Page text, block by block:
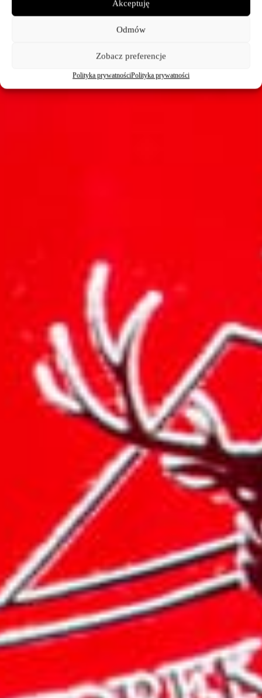
Akceptuję
Odmów
Zobacz preferencje
Polityka prywatnościPolityka prywatności